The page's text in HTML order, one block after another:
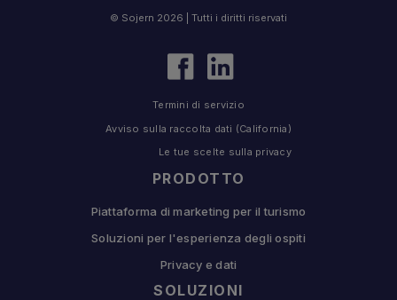
PRODOTTO
Piattaforma di marketing per il turismo
Soluzioni per l'esperienza degli ospiti
Privacy e dati
SOLUZIONI
© Sojern 2026 | Tutti i diritti riservati
Termini di servizio
Avviso sulla raccolta dati (California)
Le tue scelte sulla privacy